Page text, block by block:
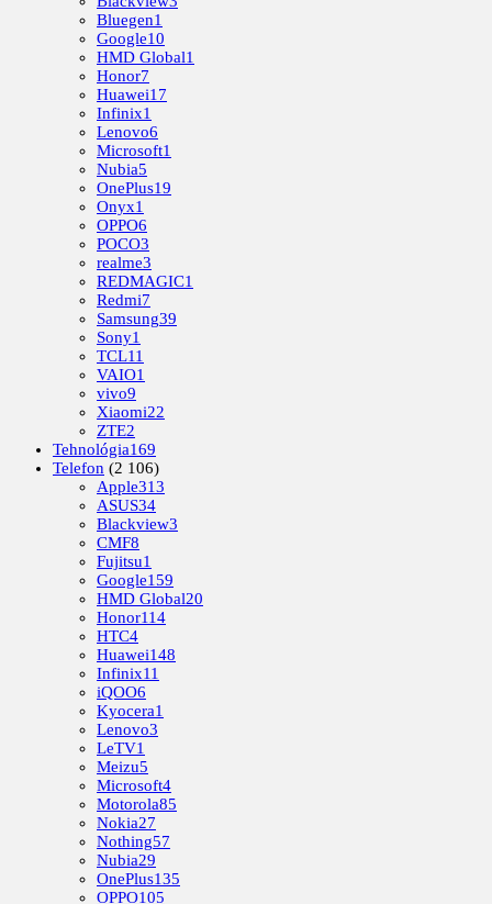
Bluegen1
Google10
HMD Global1
Honor7
Huawei17
Infinix1
Lenovo6
Microsoft1
Nubia5
OnePlus19
Onyx1
OPPO6
POCO3
realme3
REDMAGIC1
Redmi7
Samsung39
Sony1
TCL11
VAIO1
vivo9
Xiaomi22
ZTE2
Tehnológia169
Telefon (2 106)
Apple313
ASUS34
Blackview3
CMF8
Fujitsu1
Google159
HMD Global20
Honor114
HTC4
Huawei148
Infinix11
iQOO6
Kyocera1
Lenovo3
LeTV1
Meizu5
Microsoft4
Motorola85
Nokia27
Nothing57
Nubia29
OnePlus135
OPPO105